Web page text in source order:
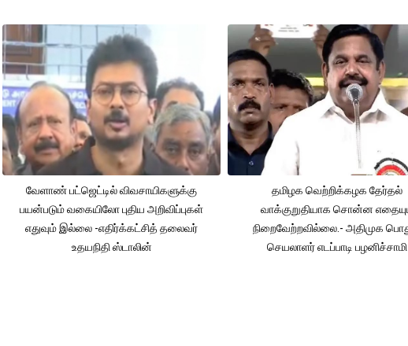
வேளாண் பட்ஜெட்டில் விவசாயிகளுக்கு
பயன்படும் வகையிலோ புதிய அறிவிப்புகள்
எதுவும் இல்லை -எதிர்க்கட்சித் தலைவர்
உதயநிதி ஸ்டாலின்
தமிழக வெற்றிக்கழக தேர்தல்
வாக்குறுதியாக சொன்ன
நிறைவேற்றவில்லை.- அதிமுக
செயலாளர் எடப்பாடி பழனிச்சாமி